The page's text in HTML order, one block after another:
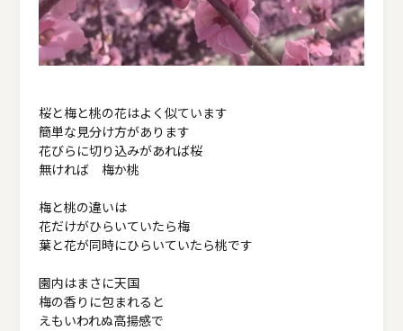
桜と梅と桃の花はよく似ています
簡単な見分け方があります
花びらに切り込みがあれば桜
無ければ 梅か桃
梅と桃の違いは
花だけがひらいていたら梅
葉と花が同時にひらいていたら桃です
園内はまさに天国
梅の香りに包まれると
えもいわれぬ高揚感で